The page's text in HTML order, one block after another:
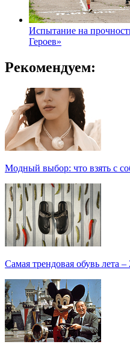
Испытание на
Героев»
Рекомендуем:
Модный выбор: что взять с
Самая трендовая обувь лета –